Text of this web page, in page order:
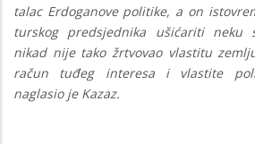
talac Erdoganove politike, a on
turskog predsjednika ušićariti neku
nikad nije tako žrtvovao vlastitu
račun tuđeg interesa i vlastite
naglasio je Kazaz.